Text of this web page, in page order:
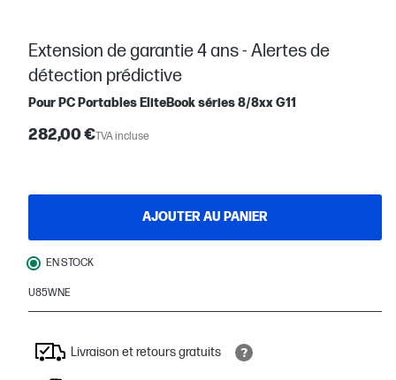
Extension de garantie 4 ans - Alertes de
détection prédictive
Pour PC Portables EliteBook séries 8/8xx G11
282,00 €TVA incluse
AJOUTER AU PANIER
EN STOCK
U85WNE
Livraison et retours gratuits